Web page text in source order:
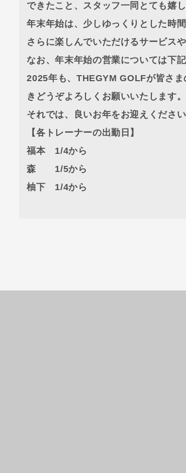
できたこと、スタッフ一同とても嬉
年末年始は、少しゆっくりとした時
さらに楽しんでいただけるサービス
なお、年末年始の営業については下
2025年も、THEGYM GOLFが皆さ
きどうぞよろしくお願いいたします。
それでは、良いお年をお迎えくださ
【各トレーナーの出勤日】
福本 1/4から
森 1/5から
柚下 1/4から